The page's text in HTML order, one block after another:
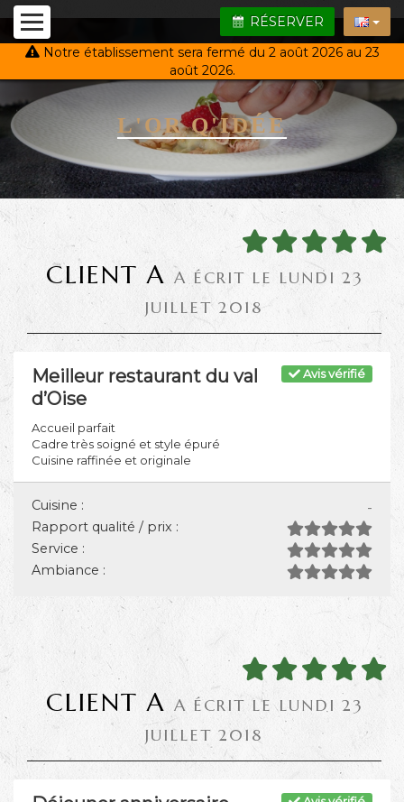
RÉSERVER
Notre établissement sera fermé du 2 août 2026 au 23
août 2026.
L'OR Q'IDÉE
CLIENT A A ÉCRIT LE LUNDI 23
JUILLET 2018
Avis vérifié
Meilleur restaurant du val
d’Oise
Accueil parfait
Cadre très soigné et style épuré
Cuisine raffinée et originale
-
Cuisine :
Rapport qualité / prix :
Service :
Ambiance :
CLIENT A A ÉCRIT LE LUNDI 23
JUILLET 2018